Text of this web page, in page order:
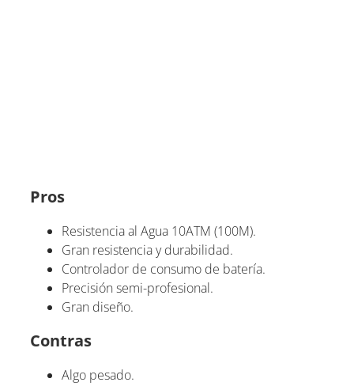
Pros
Resistencia al Agua 10ATM (100M).
Gran resistencia y durabilidad.
Controlador de consumo de batería.
Precisión semi-profesional.
Gran diseño.
Contras
Algo pesado.